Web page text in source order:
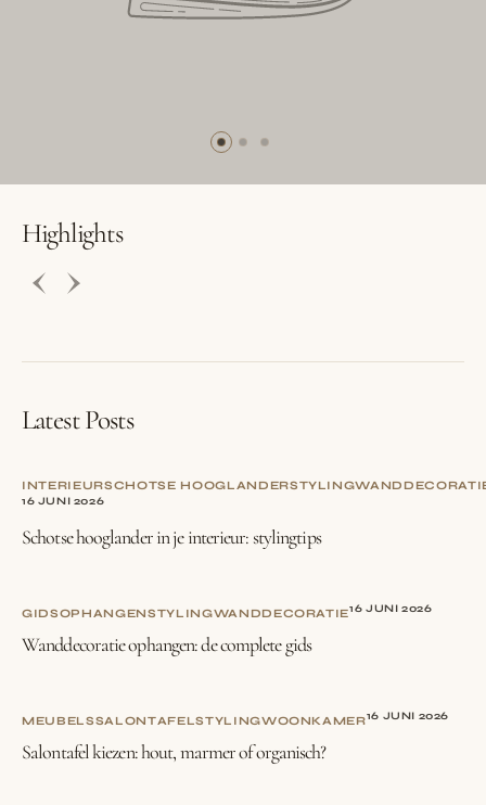
BUTTON LABELBUTTON LABEL
Highlights
Latest Posts
INTERIEURSCHOTSE HOOGLANDERSTYLING
16 JUNI 2026
Schotse hooglander in je interieur: stylingtips
GIDSOPHANGENSTYLINGWANDDECORATIE16 JUNI 2026
Wanddecoratie ophangen: de complete gids
MEUBELSSALONTAFELSTYLINGWOONKAMER16 JUNI 2026
Salontafel kiezen: hout, marmer of organisch?